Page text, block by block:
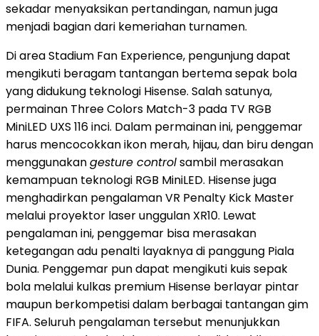
sekadar menyaksikan pertandingan, namun juga
menjadi bagian dari kemeriahan turnamen.
Di area Stadium Fan Experience, pengunjung dapat
mengikuti beragam tantangan bertema sepak bola
yang didukung teknologi Hisense. Salah satunya,
permainan Three Colors Match-3 pada TV RGB
MiniLED UXS 116 inci. Dalam permainan ini, penggemar
harus mencocokkan ikon merah, hijau, dan biru dengan
menggunakangesture controlsambil merasakan
kemampuan teknologi RGB MiniLED. Hisense juga
menghadirkan pengalaman VR Penalty Kick Master
melalui proyektor laser unggulan XR10. Lewat
pengalaman ini, penggemar bisa merasakan
ketegangan adu penalti layaknya di panggung Piala
Dunia. Penggemar pun dapat mengikuti kuis sepak
bola melalui kulkas premium Hisense berlayar pintar
maupun berkompetisi dalam berbagai tantangan gim
FIFA. Seluruh pengalaman tersebut menunjukkan